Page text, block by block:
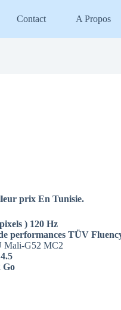
Contact A Propos
prix En Tunisie.
) 120 Hz
performances TÜV
Mali-G52 MC2
Go